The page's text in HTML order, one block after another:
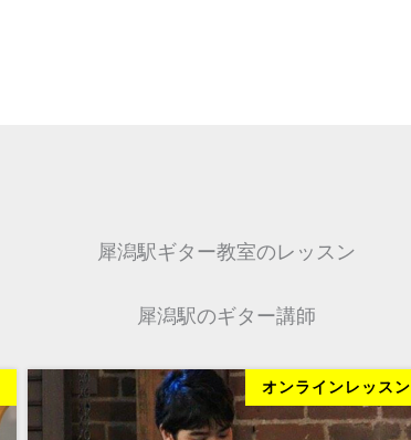
犀潟駅ギター教室のレッスン
犀潟駅のギター講師
オンラインレッスン